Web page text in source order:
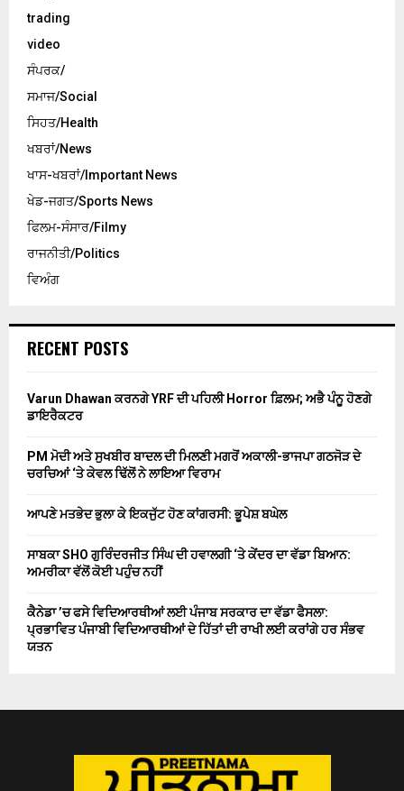
trading
video
ਸੰਪਰਕ/
ਸਮਾਜ/Social
ਸਿਹਤ/Health
ਖਬਰਾਂ/News
ਖਾਸ-ਖਬਰਾਂ/Important News
ਖੇਡ-ਜਗਤ/Sports News
ਫਿਲਮ-ਸੰਸਾਰ/Filmy
ਰਾਜਨੀਤੀ/Politics
ਵਿਅੰਗ
RECENT POSTS
Varun Dhawan ਕਰਨਗੇ YRF ਦੀ ਪਹਿਲੀ Horror ਫ਼ਿਲਮ; ਅਭੈ ਪੰਨੂ ਹੋਣਗੇ
ਡਾਇਰੈਕਟਰ
PM ਮੋਦੀ ਅਤੇ ਸੁਖਬੀਰ ਬਾਦਲ ਦੀ ਮਿਲਣੀ ਮਗਰੋਂ ਅਕਾਲੀ-ਭਾਜਪਾ ਗਠਜੋੜ ਦੇ
ਚਰਚਿਆਂ ‘ਤੇ ਕੇਵਲ ਢਿੱਲੋਂ ਨੇ ਲਾਇਆ ਵਿਰਾਮ
ਆਪਣੇ ਮਤਭੇਦ ਭੁਲਾ ਕੇ ਇਕਜੁੱਟ ਹੋਣ ਕਾਂਗਰਸੀ: ਭੂਪੇਸ਼ ਬਘੇਲ
ਸਾਬਕਾ SHO ਗੁਰਿੰਦਰਜੀਤ ਸਿੰਘ ਦੀ ਹਵਾਲਗੀ ‘ਤੇ ਕੇਂਦਰ ਦਾ ਵੱਡਾ ਬਿਆਨ:
ਅਮਰੀਕਾ ਵੱਲੋਂ ਕੋਈ ਪਹੁੰਚ ਨਹੀਂ
ਕੈਨੇਡਾ ’ਚ ਫਸੇ ਵਿਦਿਆਰਥੀਆਂ ਲਈ ਪੰਜਾਬ ਸਰਕਾਰ ਦਾ ਵੱਡਾ ਫੈਸਲਾ:
ਪ੍ਰਭਾਵਿਤ ਪੰਜਾਬੀ ਵਿਦਿਆਰਥੀਆਂ ਦੇ ਹਿੱਤਾਂ ਦੀ ਰਾਖੀ ਲਈ ਕਰਾਂਗੇ ਹਰ ਸੰਭਵ
ਯਤਨ